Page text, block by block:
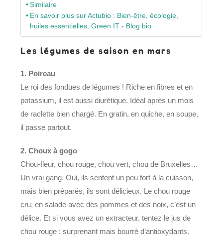
Similaire
En savoir plus sur Actubio : Bien-être, écologie,
huiles essentielles, Green IT - Blog bio
Les légumes de saison en mars
1. Poireau
Le roi des fondues de légumes ! Riche en fibres et en
potassium, il est aussi diurétique. Idéal après un mois
de raclette bien chargé. En gratin, en quiche, en soupe,
il passe partout.
2. Choux à gogo
Chou-fleur, chou rouge, chou vert, chou de Bruxelles…
Un vrai gang. Oui, ils sentent un peu fort à la cuisson,
mais bien préparés, ils sont délicieux. Le chou rouge
cru, en salade avec des pommes et des noix, c’est un
délice. Et si vous avez un extracteur, tentez le jus de
chou rouge : surprenant mais bourré d’antioxydants.